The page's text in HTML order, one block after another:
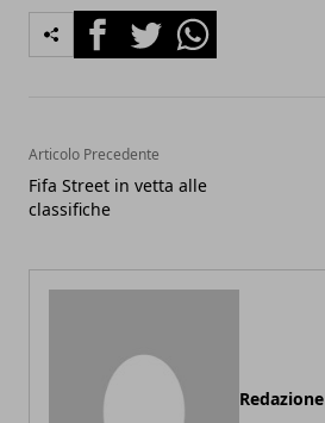
FacebookTwitterWhatsapp
Articolo Precedente
Fifa Street in vetta alle
classifiche
Redazione